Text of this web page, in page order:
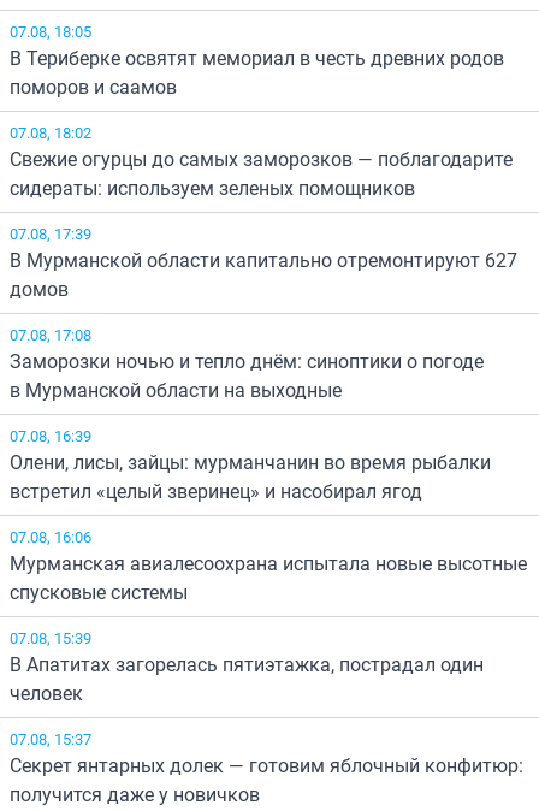
07.08, 18:05
В Териберке освятят мемориал в честь древних родов
поморов и саамов
07.08, 18:02
Свежие огурцы до самых заморозков — поблагодарите
сидераты: используем зеленых помощников
07.08, 17:39
В Мурманской области капитально отремонтируют 627
домов
07.08, 17:08
Заморозки ночью и тепло днём: синоптики о погоде
в Мурманской области на выходные
07.08, 16:39
Олени, лисы, зайцы: мурманчанин во время рыбалки
встретил «целый зверинец» и насобирал ягод
07.08, 16:06
Мурманская авиалесоохрана испытала новые высотные
спусковые системы
07.08, 15:39
В Апатитах загорелась пятиэтажка, пострадал один
человек
07.08, 15:37
Секрет янтарных долек — готовим яблочный конфитюр:
получится даже у новичков